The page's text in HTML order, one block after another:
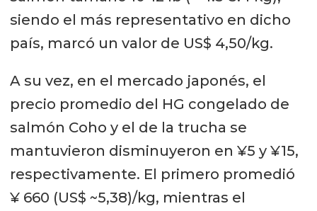
siendo el más representativo en dicho
país, marcó un valor de US$ 4,50/kg.
A su vez, en el mercado japonés, el
precio promedio del HG congelado de
salmón Coho y el de la trucha se
mantuvieron disminuyeron en ¥5 y ¥15,
respectivamente. El primero promedió
¥ 660 (US$ ~5,38)/kg, mientras el